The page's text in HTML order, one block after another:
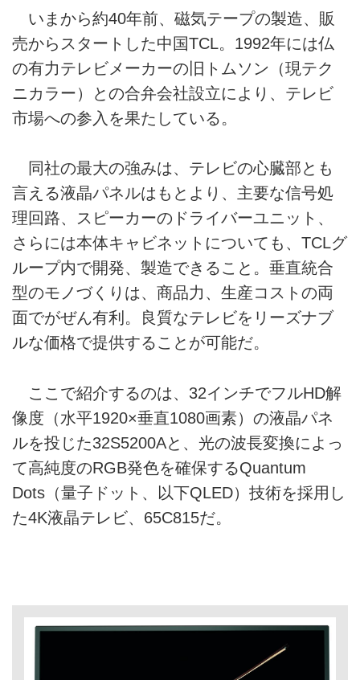
いまから約40年前、磁気テープの製造、販
売からスタートした中国TCL。1992年には仏
の有力テレビメーカーの旧トムソン（現テク
ニカラー）との合弁会社設立により、テレビ
市場への参入を果たしている。
同社の最大の強みは、テレビの心臓部とも
言える液晶パネルはもとより、主要な信号処
理回路、スピーカーのドライバーユニット、
さらには本体キャビネットについても、TCLグ
ループ内で開発、製造できること。垂直統合
型のモノづくりは、商品力、生産コストの両
面でがぜん有利。良質なテレビをリーズナブ
ルな価格で提供することが可能だ。
ここで紹介するのは、32インチでフルHD解
像度（水平1920×垂直1080画素）の液晶パネ
ルを投じた32S5200Aと、光の波長変換によっ
て高純度のRGB発色を確保するQuantum
Dots（量子ドット、以下QLED）技術を採用し
た4K液晶テレビ、65C815だ。